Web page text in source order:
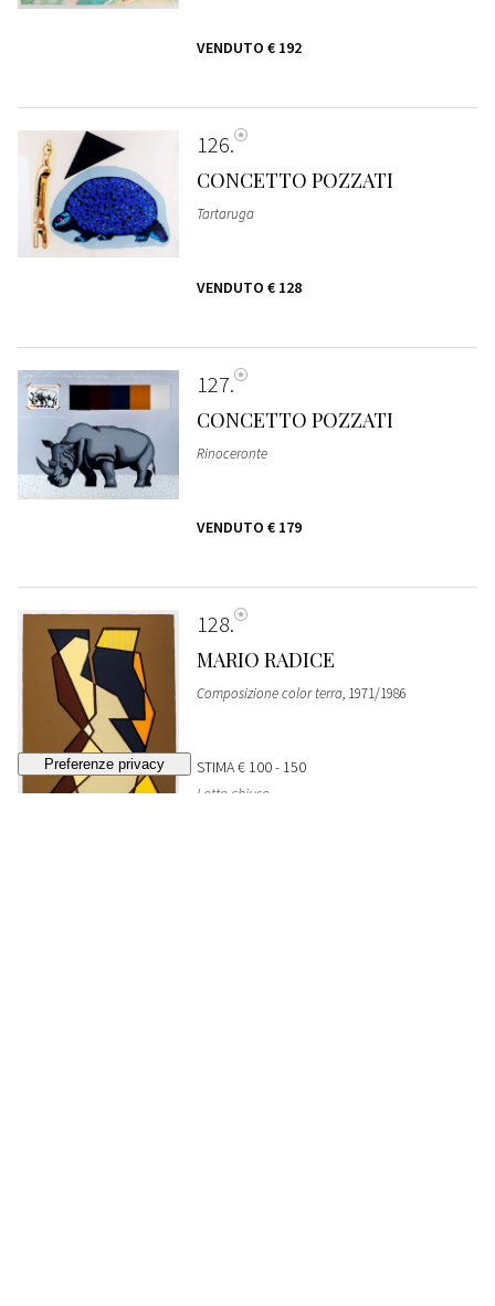
VENDUTO € 192
126
CONCETTO POZZATI
Tartaruga
VENDUTO € 128
127
CONCETTO POZZATI
Rinoceronte
VENDUTO € 179
128
MARIO RADICE
Composizione color terra, 1971/1986
STIMA€ 100 - 150
Lotto chiuso